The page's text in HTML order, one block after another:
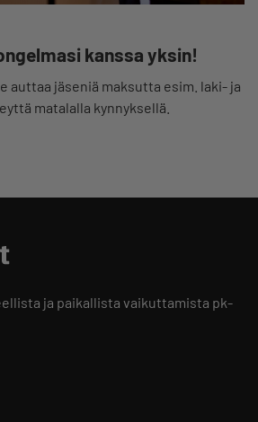
kanssa yksin!
auttaa jäseniä maksutta esim. laki- ja
matalalla kynnyksellä.
ja paikallista vaikuttamista pk-